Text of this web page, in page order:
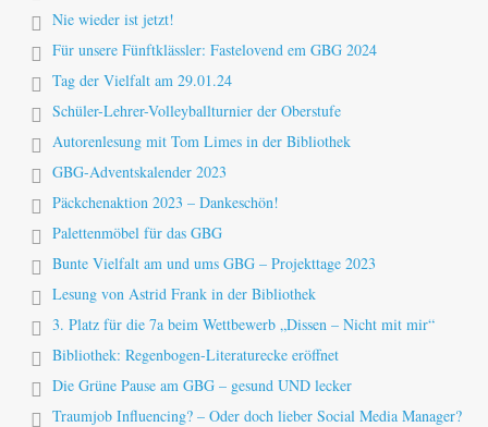
Nie wieder ist jetzt!
Für unsere Fünftklässler: Fastelovend em GBG 2024
Tag der Vielfalt am 29.01.24
Schüler-Lehrer-Volleyballturnier der Oberstufe
Autorenlesung mit Tom Limes in der Bibliothek
GBG-Adventskalender 2023
Päckchenaktion 2023 – Dankeschön!
Palettenmöbel für das GBG
Bunte Vielfalt am und ums GBG – Projekttage 2023
Lesung von Astrid Frank in der Bibliothek
3. Platz für die 7a beim Wettbewerb „Dissen – Nicht mit mir“
Bibliothek: Regenbogen-Literaturecke eröffnet
Die Grüne Pause am GBG – gesund UND lecker
Traumjob Influencing? – Oder doch lieber Social Media Manager?